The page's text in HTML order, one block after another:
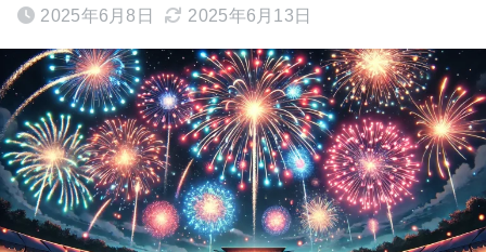
2025年6月8日 2025年6月13日